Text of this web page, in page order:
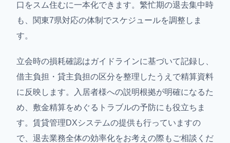
口をスム住むに一本化できます。繁忙期の退去集中時
も、関東7県対応の体制でスケジュールを調整しま
す。
立会時の損耗確認はガイドラインに基づいて記録し、
借主負担・貸主負担の区分を整理したうえで精算資料
に反映します。入居者様への説明根拠が明確になるた
め、敷金精算をめぐるトラブルの予防にも役立ちま
す。賃貸管理DXシステムの提供も行っていますの
で、退去業務全体の効率化をお考えの際もご相談くだ